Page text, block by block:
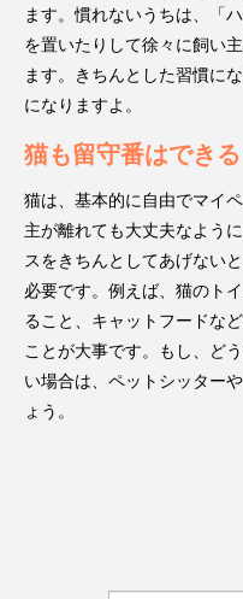
ます。慣れないうちは、「
を置いたりして徐々に飼い
ます。きちんとした習慣に
になりますよ。
猫も留守番はできる
猫は、基本的に自由でマイ
主が離れても大丈夫なよう
スをきちんとしてあげない
必要です。例えば、猫のト
ること、キャットフードな
ことが大事です。もし、ど
い場合は、ペットシッター
ょう。